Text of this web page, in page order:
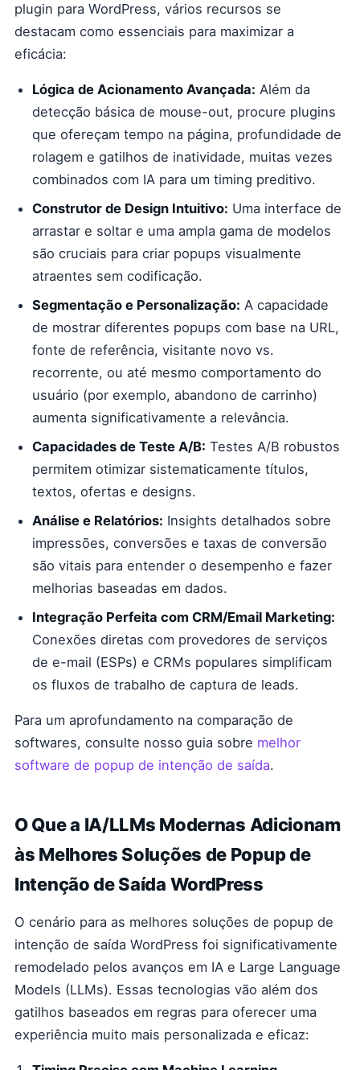
plugin para WordPress, vários recursos se
destacam como essenciais para maximizar a
eficácia:
Lógica de Acionamento Avançada: Além da
detecção básica de mouse-out, procure plugins
que ofereçam tempo na página, profundidade de
rolagem e gatilhos de inatividade, muitas vezes
combinados com IA para um timing preditivo.
Construtor de Design Intuitivo: Uma interface de
arrastar e soltar e uma ampla gama de modelos
são cruciais para criar popups visualmente
atraentes sem codificação.
Segmentação e Personalização: A capacidade
de mostrar diferentes popups com base na URL,
fonte de referência, visitante novo vs.
recorrente, ou até mesmo comportamento do
usuário (por exemplo, abandono de carrinho)
aumenta significativamente a relevância.
Capacidades de Teste A/B: Testes A/B robustos
permitem otimizar sistematicamente títulos,
textos, ofertas e designs.
Análise e Relatórios: Insights detalhados sobre
impressões, conversões e taxas de conversão
são vitais para entender o desempenho e fazer
melhorias baseadas em dados.
Integração Perfeita com CRM/Email Marketing:
Conexões diretas com provedores de serviços
de e-mail (ESPs) e CRMs populares simplificam
os fluxos de trabalho de captura de leads.
Para um aprofundamento na comparação de
softwares, consulte nosso guia sobre melhor
software de popup de intenção de saída.
O Que a IA/LLMs Modernas Adicionam
às Melhores Soluções de Popup de
Intenção de Saída WordPress
O cenário para as melhores soluções de popup de
intenção de saída WordPress foi significativamente
remodelado pelos avanços em IA e Large Language
Models (LLMs). Essas tecnologias vão além dos
gatilhos baseados em regras para oferecer uma
experiência muito mais personalizada e eficaz: